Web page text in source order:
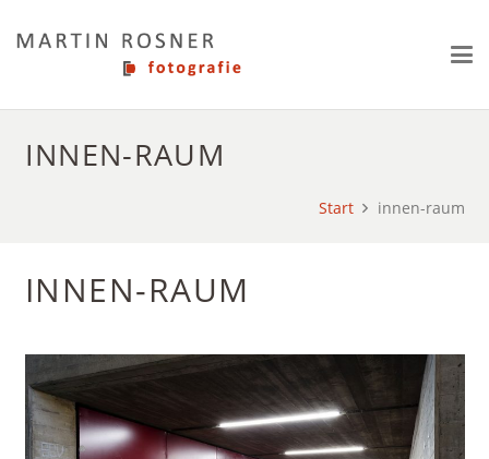
INNEN-RAUM
Start innen-raum
INNEN-RAUM